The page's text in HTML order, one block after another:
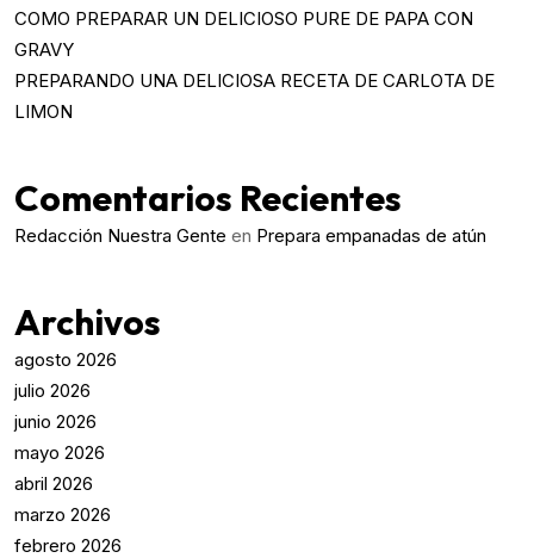
COMO PREPARAR UN DELICIOSO PURE DE PAPA CON
GRAVY
PREPARANDO UNA DELICIOSA RECETA DE CARLOTA DE
LIMON
Comentarios Recientes
Redacción Nuestra Gente en Prepara empanadas de atún
Archivos
agosto 2026
julio 2026
junio 2026
mayo 2026
abril 2026
marzo 2026
febrero 2026